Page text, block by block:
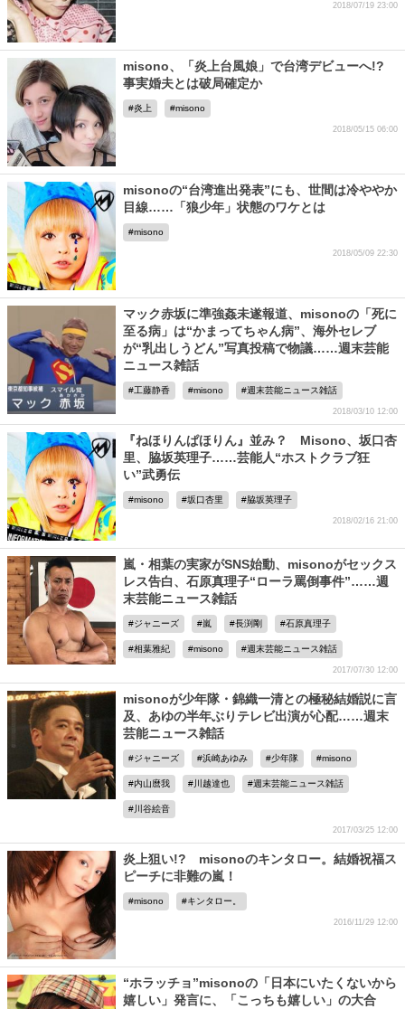
2018/07/19 23:00
misono、「炎上台風娘」で台湾デビューへ!?
事実婚夫とは破局確定か
炎上 misono
2018/05/15 06:00
misonoの“台湾進出発表”にも、世間は冷ややか
目線……「狼少年」状態のワケとは
misono
2018/05/09 22:30
マック赤坂に準強姦未遂報道、misonoの「死に
至る病」は“かまってちゃん病”、海外セレブ
が“乳出しうどん”写真投稿で物議……週末芸能
ニュース雑話
工藤静香 misono 週末芸能ニュース雑話
2018/03/10 12:00
『ねほりんぱほりん』並み？ Misono、坂口杏
里、脇坂英理子……芸能人“ホストクラブ狂
い”武勇伝
misono 坂口杏里 脇坂英理子
2018/02/16 21:00
嵐・相葉の実家がSNS始動、misonoがセックス
レス告白、石原真理子“ローラ罵倒事件”……週
末芸能ニュース雑話
ジャニーズ 嵐 長渕剛 石原真理子
相葉雅紀 misono 週末芸能ニュース雑話
2017/07/30 12:00
misonoが少年隊・錦織一清との極秘結婚説に言
及、あゆの半年ぶりテレビ出演が心配……週末
芸能ニュース雑話
ジャニーズ 浜崎あゆみ 少年隊 misono
内山麿我 川越達也 週末芸能ニュース雑話
川谷絵音
2017/03/25 12:00
炎上狙い!? misonoのキンタロー。結婚祝福ス
ピーチに非難の嵐！
misono キンタロー。
2016/11/29 12:00
“ホラッチョ”misonoの「日本にいたくないから
嬉しい」発言に、「こっちも嬉しい」の大合